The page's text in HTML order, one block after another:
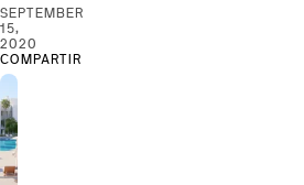
SEPTEMBER
15,
2020
COMPARTIR